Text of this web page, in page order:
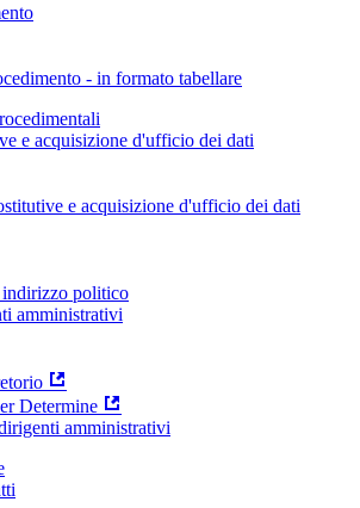
- in formato tabellare
e acquisizione d'ufficio dei dati
e acquisizione d'ufficio dei dati
politico
amministrativi
Determine
amministrativi